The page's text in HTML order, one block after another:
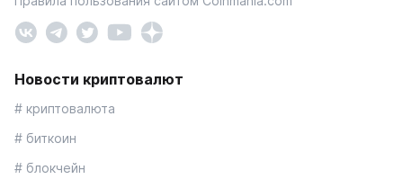
Новости криптовалют
# криптовалюта
# биткоин
# блокчейн